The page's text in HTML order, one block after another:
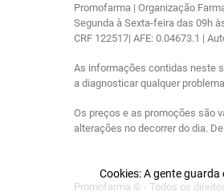
Cookies: A gente
Promofarma | Organização
Segunda à Sexta-feira das 09h
CRF 122517| AFE: 0.04673.1 |
As informações contidas neste
a diagnosticar qualquer
Os preços e as promoções são
alterações no decorrer do dia.
Promofarma © - Todos os